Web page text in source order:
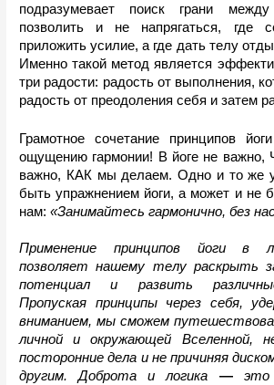
подразумевает поиск грани
позволить и не напрягаться, где
приложить усилие, а где дать телу
Именно такой метод является
три радости: радость от выполнения,
радость от преодоления себя и затем
Грамотное сочетание принципов
ощущению гармонии! В йоге не
важно, КАК мы делаем. Одно и то же
быть упражнением йоги, а может и не
нам: «Занимайтесь гармонично, без
Применение принципов йоги в
позволяет нашему телу раскрыть
потенциал и развить
Пропуская принципы через себя,
вниманием, мы сможем
личной и окружающей Вселенной,
посторонние дела и не причиняя
другим. Доброта и логика —